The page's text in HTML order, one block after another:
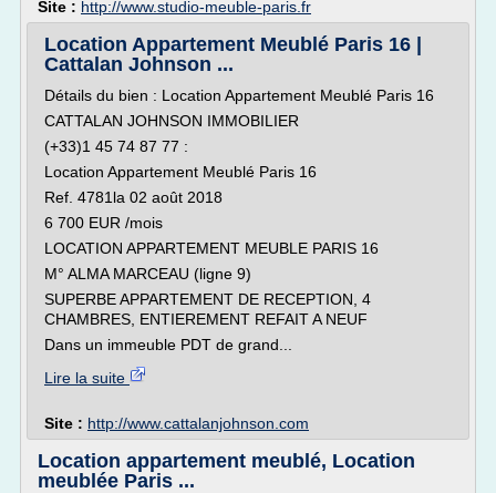
Site : http://www.studio-meuble-paris.fr
Location Appartement Meublé Paris 16 |
Cattalan Johnson ...
Détails du bien : Location Appartement Meublé Paris 16
CATTALAN JOHNSON IMMOBILIER
(+33)1 45 74 87 77 :
Location Appartement Meublé Paris 16
Ref. 4781la 02 août 2018
6 700 EUR /mois
LOCATION APPARTEMENT MEUBLE PARIS 16
M° ALMA MARCEAU (ligne 9)
SUPERBE APPARTEMENT DE RECEPTION, 4
CHAMBRES, ENTIEREMENT REFAIT A NEUF
Dans un immeuble PDT de grand...
Lire la suite
Site : http://www.cattalanjohnson.com
Location appartement meublé, Location
meublée Paris ...